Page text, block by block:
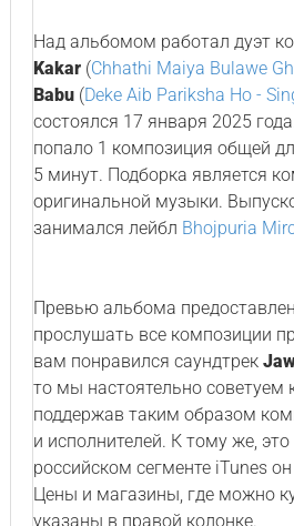
Над альбомом работал дуэт
Kakar(Chhathi Maiya Bulawe
Babu(Deke Aib Pariksha Ho -
состоялся 17 января 2025
попало 1 композиция общей
5 минут. Подборка является
оригинальной музыки.
занимался лейбл Bhojpuria
Превью альбома
прослушать все композиции
вам понравился саундтрек
то мы настоятельно советуем
поддержав таким образом
и исполнителей. К тому же,
российском сегменте iTunes он
Цены и магазины, где можно
указаны в правой колонке.